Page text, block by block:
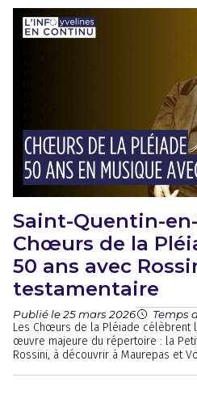
Saint-Quentin-
Chœurs de la
50 ans avec
testamentaire
Publié le 25 mars 2026 Temps
Les Chœurs de la Pléiade célèbrent
œuvre majeure du répertoire : la
Rossini, à découvrir à Maurepas et